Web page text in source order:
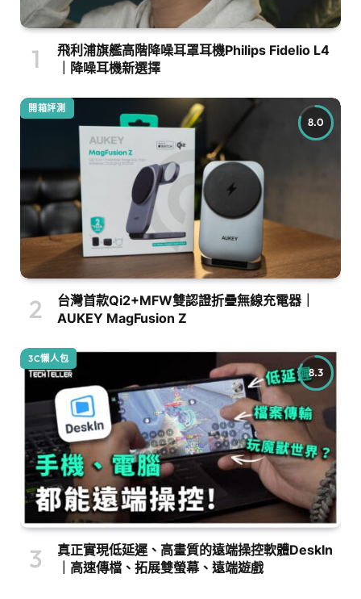
飛利浦旗艦高階降噪耳罩耳機Philips Fidelio L4
｜降噪耳機新選擇
8.0
開箱評測
台灣首款Qi2+MFW雙認證折疊無線充電器｜
AUKEY MagFusion Z
8.3
3C懶人包
真正實現低延遲、高畫質的遠端操控軟體DeskIn
｜高速傳檔、拓展雙螢幕、遠端遊戲